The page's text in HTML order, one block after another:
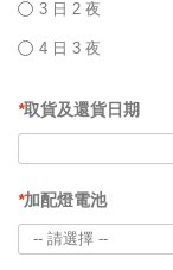
3 日 2 夜
4 日 3 夜
*取貨及還貨日期
*加配燈電池